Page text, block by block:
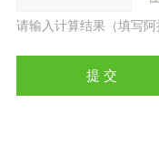
请输入计算结果（填写